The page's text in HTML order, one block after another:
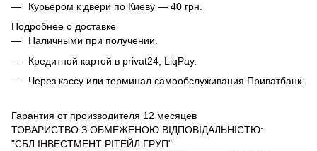
Курьером к двери по Киеву — 40 грн.
Подробнее о доставке
Наличными при получении.
Кредитной картой в privat24, LiqPay.
Через кассу или терминал самообслуживания Приватбанк.
Гарантия от производителя 12 месяцев
ТОВАРИСТВО З ОБМЕЖЕНОЮ ВІДПОВІДАЛЬНІСТЮ:
"СБЛ ІНВЕСТМЕНТ РІТЕЙЛ ГРУП"